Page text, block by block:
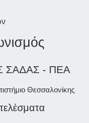
ΣΑΔΑΣ - ΠΕΑ
Θεσσαλονίκης